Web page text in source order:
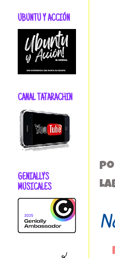
UBUNTU Y ACCIÓN
CANAL TATARACHIN
GENIALLYS
MUSICALES